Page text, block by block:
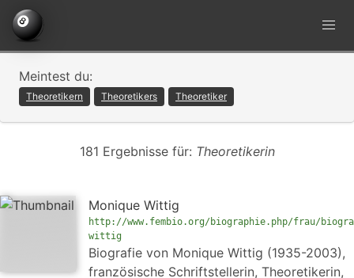
Meintest du:
Theoretikern Theoretikers Theoretiker
181 Ergebnisse für: Theoretikerin
Monique Wittig
http://www.fembio.org/biographie.php/frau/
wittig
Biografie von Monique Wittig (1935-2003),
französische Schriftstellerin, Theoretikerin,